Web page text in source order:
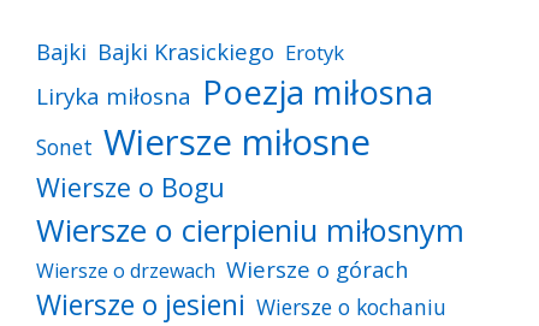
Bajki Bajki Krasickiego Erotyk
Liryka miłosna Poezja miłosna
Sonet Wiersze miłosne
Wiersze o Bogu
Wiersze o cierpieniu miłosnym
Wiersze o drzewach Wiersze o górach
Wiersze o jesieni Wiersze o kochaniu